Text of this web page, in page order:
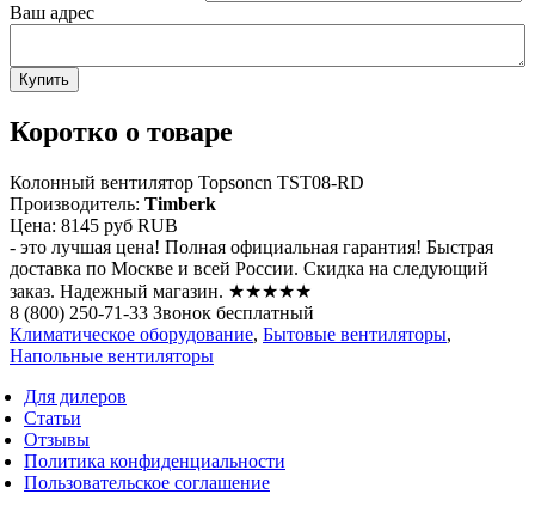
Ваш адрес
Коротко о товаре
Колонный вентилятор Topsoncn TST08-RD
Производитель: Timberk
Цена: 8145 руб RUB
- это лучшая цена! Полная официальная гарантия! Быстрая
доставка по Москве и всей России. Скидка на следующий
заказ. Надежный магазин. ★★★★★
8 (800) 250-71-33 Звонок бесплатный
Климатическое оборудование, Бытовые вентиляторы,
Напольные вентиляторы
Для дилеров
Статьи
Отзывы
Политика конфиденциальности
Пользовательское соглашение